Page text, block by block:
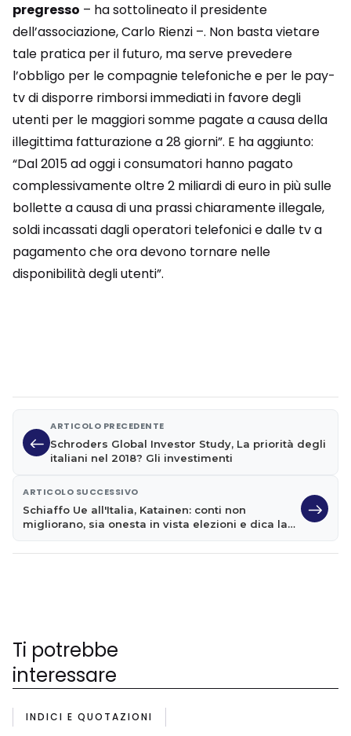
pregresso – ha sottolineato il presidente
dell’associazione, Carlo Rienzi –. Non basta vietare
tale pratica per il futuro, ma serve prevedere
l’obbligo per le compagnie telefoniche e per le pay-
tv di disporre rimborsi immediati in favore degli
utenti per le maggiori somme pagate a causa della
illegittima fatturazione a 28 giorni”. E ha aggiunto:
“Dal 2015 ad oggi i consumatori hanno pagato
complessivamente oltre 2 miliardi di euro in più sulle
bollette a causa di una prassi chiaramente illegale,
soldi incassati dagli operatori telefonici e dalle tv a
pagamento che ora devono tornare nelle
disponibilità degli utenti”.
ARTICOLO PRECEDENTE
Schroders Global Investor Study, La priorità degli
italiani nel 2018? Gli investimenti
ARTICOLO SUCCESSIVO
Schiaffo Ue all'Italia, Katainen: conti non
migliorano, sia onesta in vista elezioni e dica la
Ti potrebbe
interessare
INDICI E QUOTAZIONI